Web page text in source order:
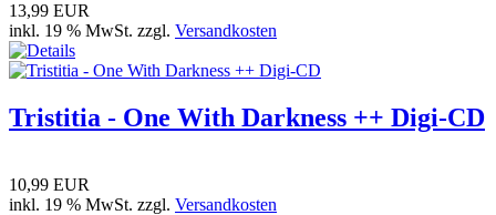
13,99 EUR
inkl. 19 % MwSt. zzgl. Versandkosten
Tristitia - One With Darkness ++ Digi-CD
10,99 EUR
inkl. 19 % MwSt. zzgl. Versandkosten